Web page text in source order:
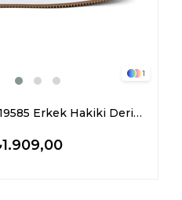
1
Marcomen 19585 Erkek Hakiki Deri Casual Ayakkabı Taba